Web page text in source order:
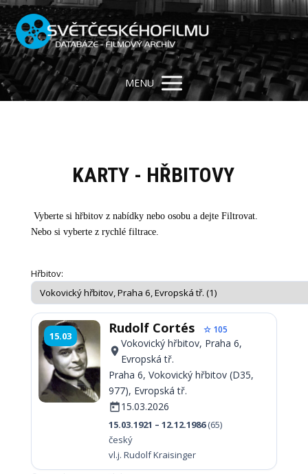
MENU
KARTY - HŘBITOVY
Vyberte si hřbitov z nabídky nebo osobu a dejte Filtrovat.
Nebo si vyberte z rychlé filtrace.
Hřbitov:
15.03 Rudolf Cortés ☆ 105
Vokovický hřbitov, Praha 6,
Evropská tř.
Praha 6, Vokovický hřbitov (D35,
977), Evropská tř.
15.03.2026
15.03.1921 – 12.12.1986(65)
český
vl.j. Rudolf Kraisinger